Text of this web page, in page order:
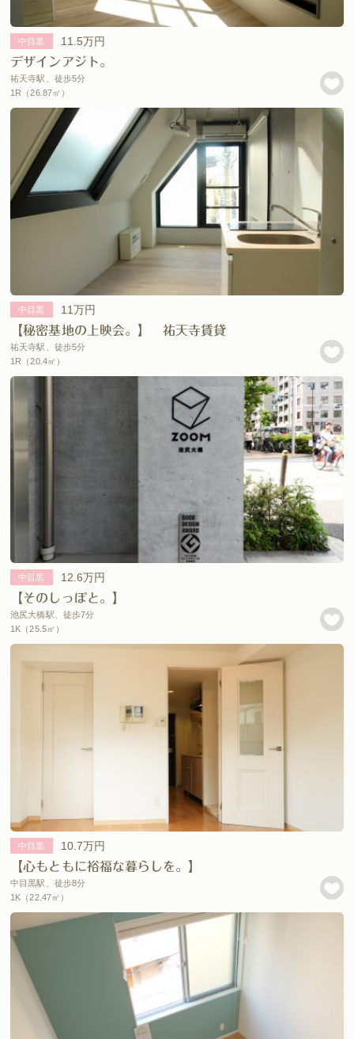
中目黒
11.5万円
デザインアジト。
祐天寺駅、徒歩5分
1R（26.87㎡）
中目黒
11万円
【秘密基地の上映会。】 祐天寺賃貸
祐天寺駅、徒歩5分
1R（20.4㎡）
中目黒
12.6万円
【そのしっぽと。】
池尻大橋駅、徒歩7分
1K（25.5㎡）
中目黒
10.7万円
【心もともに裕福な暮らしを。】
中目黒駅、徒歩8分
1K（22.47㎡）